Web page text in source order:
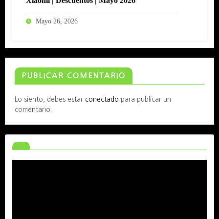
Mayo 26, 2026
PUBLICAR COMENTARIO
Lo siento, debes estar conectado para publicar un
comentario.